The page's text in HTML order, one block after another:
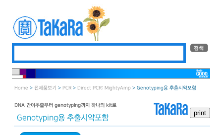
Home > 전제품보기 > PCR > Direct PCR: MightyAmp > Genotyping용 추출시약포함
DNA 간이추출부터 genotyping까지 하나의 kit로
Genotyping용 추출시약포함